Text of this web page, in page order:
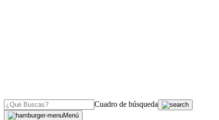
Cuadro de búsqueda
Menú
OJO